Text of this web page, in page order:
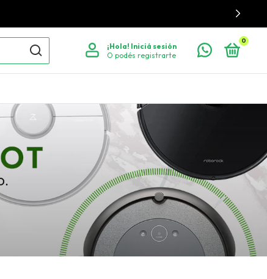
¡Hola! Iniciá sesión
O podés registrarte
0